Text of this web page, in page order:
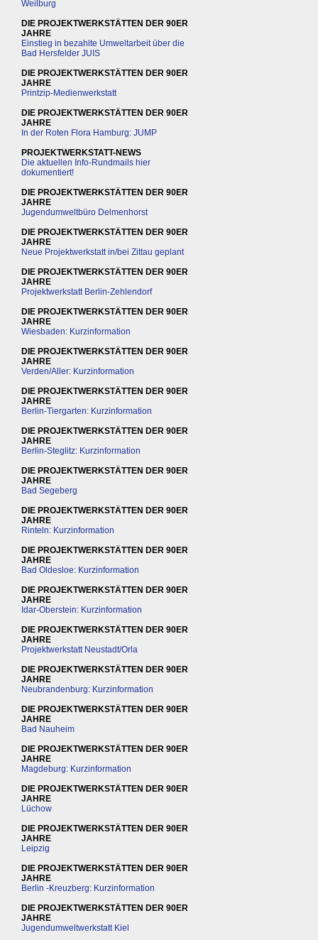
Weilburg
DIE PROJEKTWERKSTÄTTEN DER 90ER
JAHRE
Einstieg in bezahlte Umweltarbeit über die
Bad Hersfelder JUIS
DIE PROJEKTWERKSTÄTTEN DER 90ER
JAHRE
Printzip-Medienwerkstatt
DIE PROJEKTWERKSTÄTTEN DER 90ER
JAHRE
In der Roten Flora Hamburg: JUMP
PROJEKTWERKSTATT-NEWS
Die aktuellen Info-Rundmails hier
dokumentiert!
DIE PROJEKTWERKSTÄTTEN DER 90ER
JAHRE
Jugendumweltbüro Delmenhorst
DIE PROJEKTWERKSTÄTTEN DER 90ER
JAHRE
Neue Projektwerkstatt in/bei Zittau geplant
DIE PROJEKTWERKSTÄTTEN DER 90ER
JAHRE
Projektwerkstatt Berlin-Zehlendorf
DIE PROJEKTWERKSTÄTTEN DER 90ER
JAHRE
Wiesbaden: Kurzinformation
DIE PROJEKTWERKSTÄTTEN DER 90ER
JAHRE
Verden/Aller: Kurzinformation
DIE PROJEKTWERKSTÄTTEN DER 90ER
JAHRE
Berlin-Tiergarten: Kurzinformation
DIE PROJEKTWERKSTÄTTEN DER 90ER
JAHRE
Berlin-Steglitz: Kurzinformation
DIE PROJEKTWERKSTÄTTEN DER 90ER
JAHRE
Bad Segeberg
DIE PROJEKTWERKSTÄTTEN DER 90ER
JAHRE
Rinteln: Kurzinformation
DIE PROJEKTWERKSTÄTTEN DER 90ER
JAHRE
Bad Oldesloe: Kurzinformation
DIE PROJEKTWERKSTÄTTEN DER 90ER
JAHRE
Idar-Oberstein: Kurzinformation
DIE PROJEKTWERKSTÄTTEN DER 90ER
JAHRE
Projektwerkstatt Neustadt/Orla
DIE PROJEKTWERKSTÄTTEN DER 90ER
JAHRE
Neubrandenburg: Kurzinformation
DIE PROJEKTWERKSTÄTTEN DER 90ER
JAHRE
Bad Nauheim
DIE PROJEKTWERKSTÄTTEN DER 90ER
JAHRE
Magdeburg: Kurzinformation
DIE PROJEKTWERKSTÄTTEN DER 90ER
JAHRE
Lüchow
DIE PROJEKTWERKSTÄTTEN DER 90ER
JAHRE
Leipzig
DIE PROJEKTWERKSTÄTTEN DER 90ER
JAHRE
Berlin -Kreuzberg: Kurzinformation
DIE PROJEKTWERKSTÄTTEN DER 90ER
JAHRE
Jugendumweltwerkstatt Kiel